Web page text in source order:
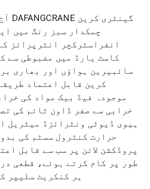
چمکدار سبز رنگ میں
انفراسٹرکچر انٹرپرائز
کاسٹ یارڈ میں مضبوطی سے
سائبیرین ہواؤں اور بھاری
کرین قابل اعتماد
موجودہ فیڈ بیک مواد کی
خرابی سے صفر ڈاون ٹائم کی
ہیوی ڈیوٹی ونٹرائزڈ میٹریل
حرارت کنٹرول سسٹم کی
پروڈکشن لائن پر سب سے قابل
طور پر کام کرتے ہوئے، قطعی
ہر کنکریٹ سلیپر